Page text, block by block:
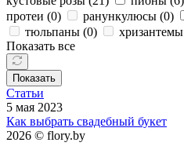
протеи (0) ранункулюсы (0)
тюльпаны (0)
Показать все
Показать
Статьи
5 мая 2023
Как выбрать свадебный букет
2026 © flory.by